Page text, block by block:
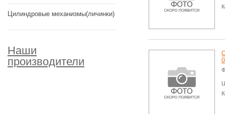
Цилиндровые механизмы(личинки)
Наши
производители